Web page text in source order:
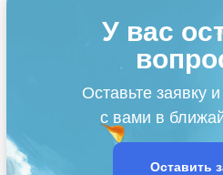
У вас
Оставьте заявку
с вами в
Оставить